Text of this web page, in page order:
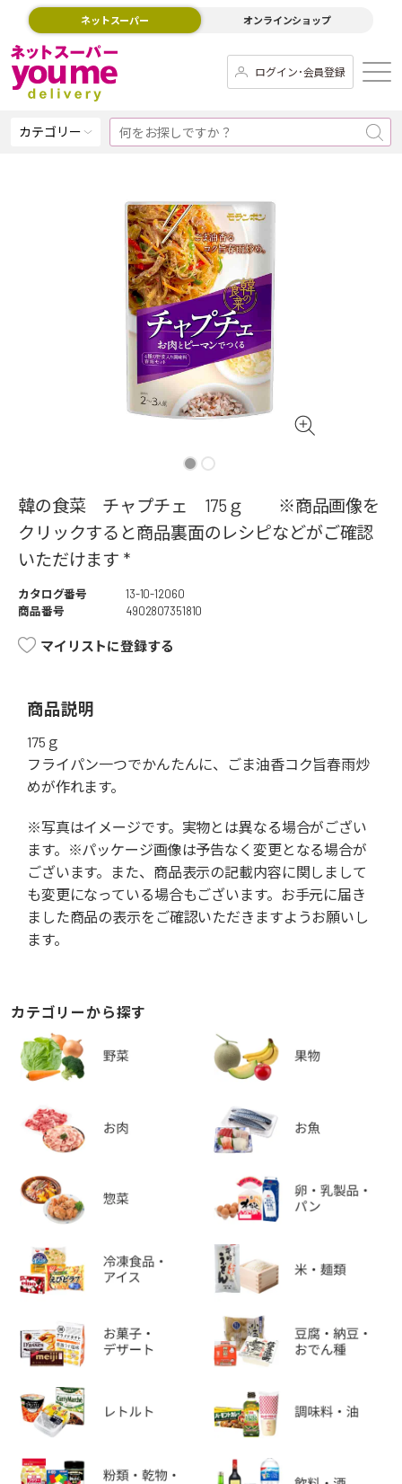
ネットスーパー オンラインショップ
ログイン･会員登録
カテゴリー
韓の食菜 チャプチェ 175ｇ ※商品画像を
クリックすると商品裏面のレシピなどがご確認
いただけます *
カタログ番号
13-10-12060
商品番号
4902807351810
マイリストに登録する
商品説明
175ｇ
フライパン一つでかんたんに、ごま油香コク旨春雨炒
めが作れます。
※写真はイメージです。実物とは異なる場合がござい
ます。※パッケージ画像は予告なく変更となる場合が
ございます。また、商品表示の記載内容に関しまして
も変更になっている場合もございます。お手元に届き
ました商品の表示をご確認いただきますようお願いし
ます。
カテゴリーから探す